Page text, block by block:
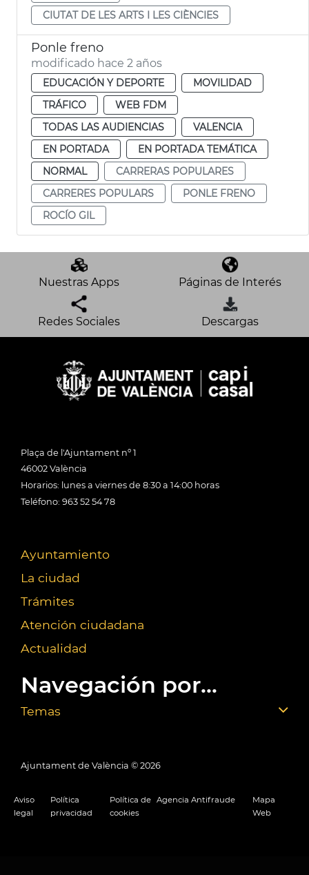
CIUTAT DE LES ARTS I LES CIÈNCIES
Ponle freno
modificado hace 2 años
EDUCACIÓN Y DEPORTE
MOVILIDAD
TRÁFICO
WEB FDM
TODAS LAS AUDIENCIAS
VALENCIA
EN PORTADA
EN PORTADA TEMÁTICA
NORMAL
CARRERAS POPULARES
CARRERES POPULARS
PONLE FRENO
ROCÍO GIL
Nuestras Apps Páginas de Interés
Redes Sociales Descargas
Plaça de l'Ajuntament nº 1
46002 València
Horarios: lunes a viernes de 8:30 a 14:00 horas
Teléfono: 963 52 54 78
Ayuntamiento
La ciudad
Trámites
Atención ciudadana
Actualidad
Navegación por...
Temas
Ajuntament de València © 2026
Aviso
legal
Política
privacidad
Política de
cookies
Agencia Antifraude
Mapa
Web